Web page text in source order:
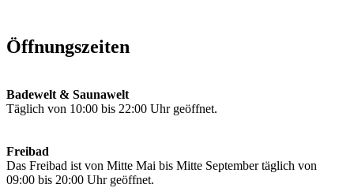
Öffnungszeiten
Badewelt & Saunawelt
Täglich von 10:00 bis 22:00 Uhr geöffnet.
Freibad
Das Freibad ist von Mitte Mai bis Mitte September täglich von
09:00 bis 20:00 Uhr geöffnet.